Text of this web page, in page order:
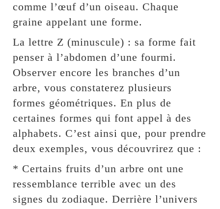
comme l’œuf d’un oiseau. Chaque
graine appelant une forme.
La lettre Z (minuscule) : sa forme fait
penser à l’abdomen d’une fourmi.
Observer encore les branches d’un
arbre, vous constaterez plusieurs
formes géométriques. En plus de
certaines formes qui font appel à des
alphabets. C’est ainsi que, pour prendre
deux exemples, vous découvrirez que :
* Certains fruits d’un arbre ont une
ressemblance terrible avec un des
signes du zodiaque. Derrière l’univers